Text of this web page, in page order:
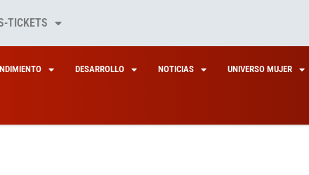
TICKETS
DESARROLLO NOTICIAS UNIVERSO MUJER